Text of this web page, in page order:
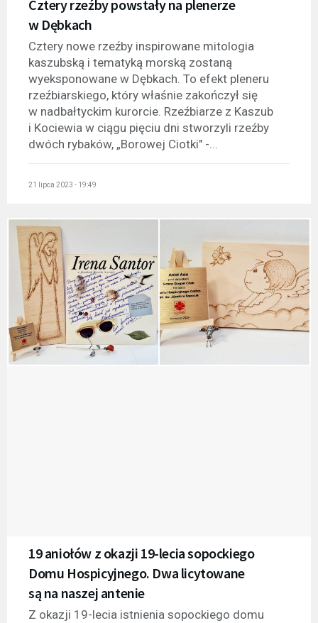
Cztery rzeźby powstały na plenerze
w Dębkach
Cztery nowe rzeźby inspirowane mitologia
kaszubską i tematyką morską zostaną
wyeksponowane w Dębkach. To efekt pleneru
rzeźbiarskiego, który właśnie zakończył się
w nadbałtyckim kurorcie. Rzeźbiarze z Kaszub
i Kociewia w ciągu pięciu dni stworzyli rzeźby
dwóch rybaków, „Borowej Ciotki" -...
21 lipca 2023 - 19:49
19 aniołów z okazji 19-lecia sopockiego
Domu Hospicyjnego. Dwa licytowane
są na naszej antenie
Z okazji 19-lecia istnienia sopockiego domu